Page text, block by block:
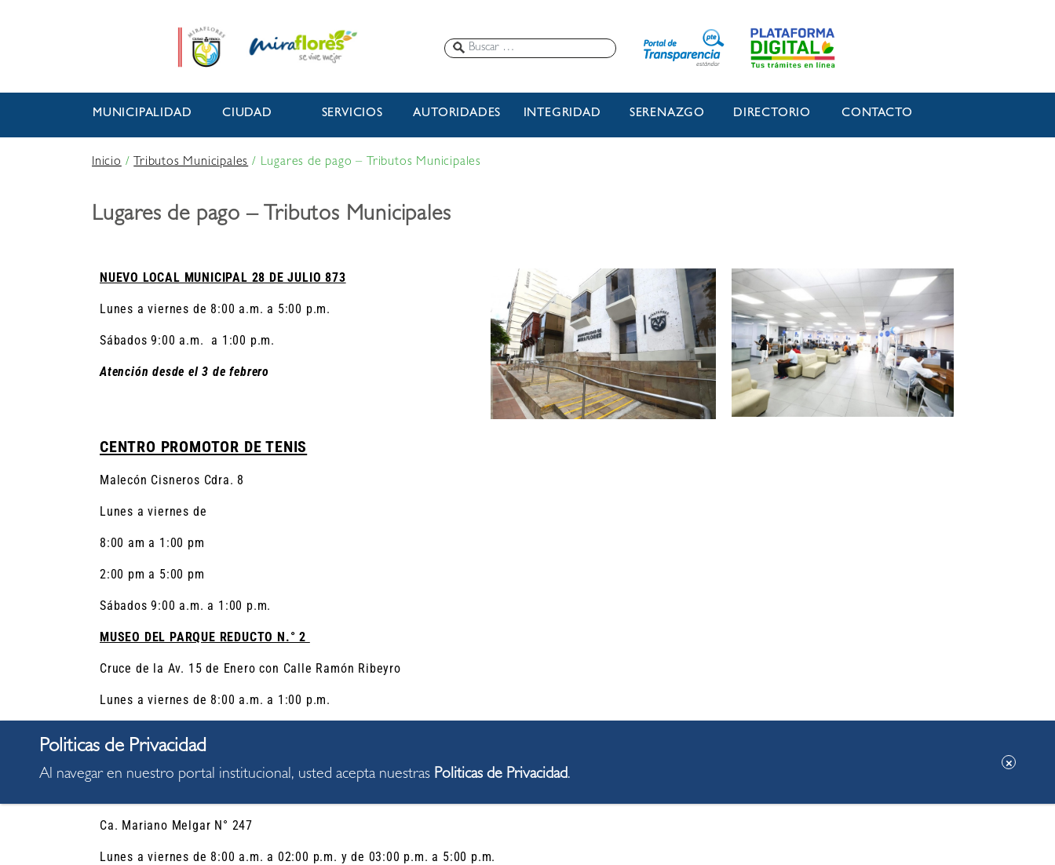
MUNICIPALIDAD CIUDAD SERVICIOS AUTORIDADES INTEGRIDAD SERENAZGO DIRECTORIO CONTACTO
Inicio/Tributos Municipales/ Lugares de pago – Tributos Municipales
Lugares de pago – Tributos Municipales
NUEVO LOCAL MUNICIPAL 28 DE JULIO 873
Lunes a viernes de 8:00 a.m. a 5:00 p.m.
Sábados 9:00 a.m. a 1:00 p.m.
Atención desde el 3 de febrero
CENTRO PROMOTOR DE TENIS
Malecón Cisneros Cdra. 8
Lunes a viernes de
8:00 am a 1:00 pm
2:00 pm a 5:00 pm
Sábados 9:00 a.m. a 1:00 p.m.
MUSEO DEL PARQUE REDUCTO N.° 2
Cruce de la Av. 15 de Enero con Calle Ramón Ribeyro
Lunes a viernes de 8:00 a.m. a 1:00 p.m.
Ca. Mariano Melgar N° 247
Lunes a viernes de 8:00 a.m. a 02:00 p.m. y de 03:00 p.m. a 5:00 p.m.
Al navegar en nuestro portal institucional, usted acepta nuestras Politicas de Privacidad.